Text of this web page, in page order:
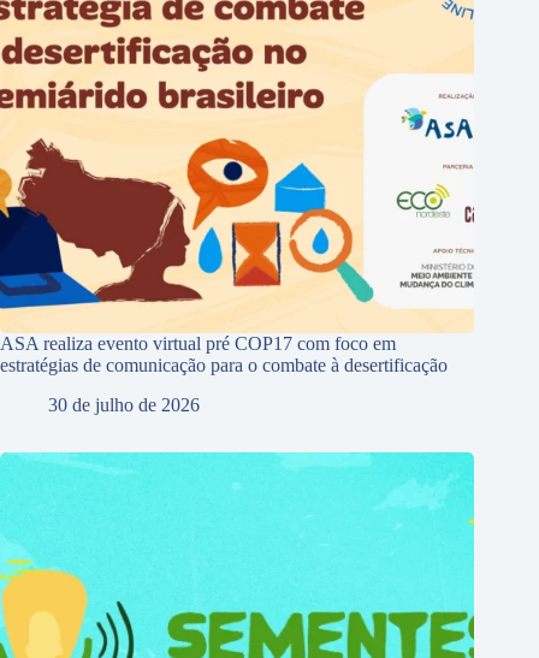
ASA realiza evento virtual pré COP17 com foco em
estratégias de comunicação para o combate à desertificação
30 de julho de 2026